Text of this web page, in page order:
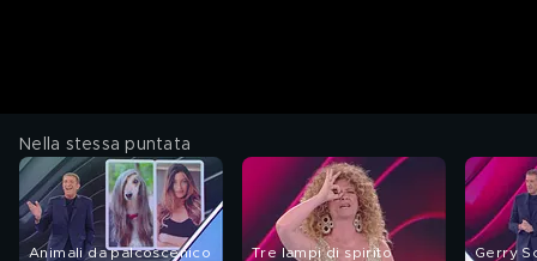
Nella stessa puntata
Animali da palcoscenico Tre lampi di spirito Gerry